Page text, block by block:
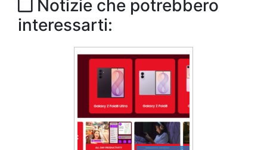
Notizie che potrebbero
interessarti: